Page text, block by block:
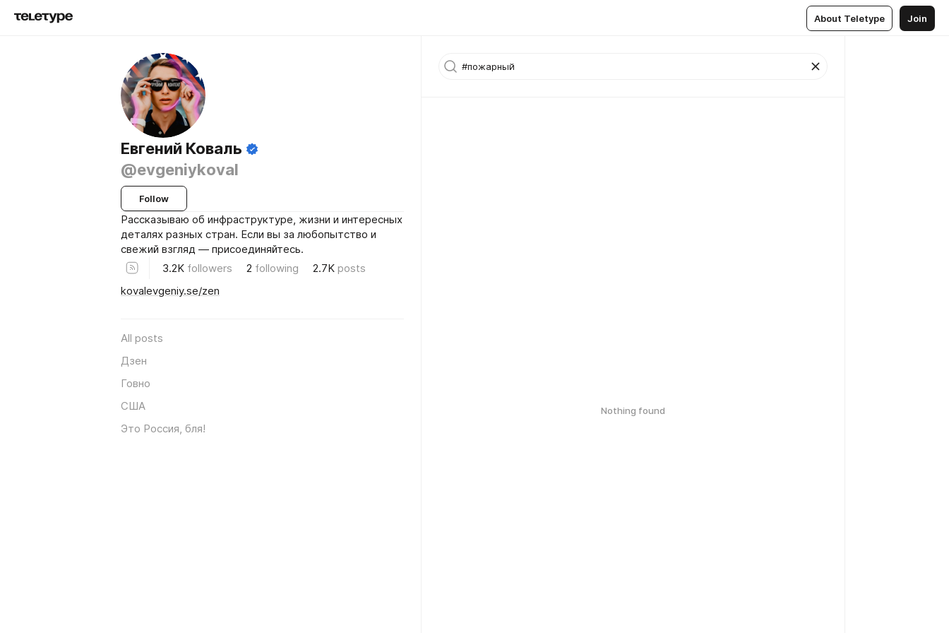
About Teletype Join
Евгений Коваль
@evgeniykoval
Follow
Рассказываю об инфраструктуре, жизни и интересных
деталях разных стран. Если вы за любопытство и
свежий взгляд — присоединяйтесь.
3.2K followers 2 following 2.7K posts
kovalevgeniy.se/zen
All posts
Дзен
Говно
США
Это Россия, бля!
Nothing found